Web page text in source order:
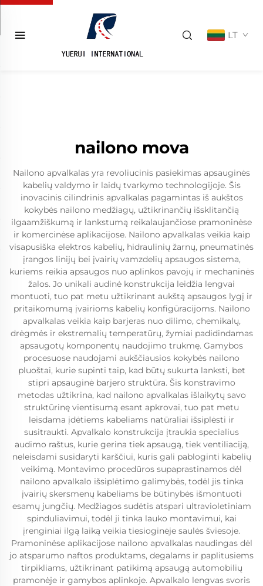
LT
nailono mova
Nailono apvalkalas yra revoliucinis pasiekimas apsauginės
kabelių valdymo ir laidų tvarkymo technologijoje. Šis
inovacinis cilindrinis apvalkalas pagamintas iš aukštos
kokybės nailono medžiagų, užtikrinančių išsklitančią
ilgaamžiškumą ir lankstumą reikalaujančiose pramoninėse
ir komercinėse aplikacijose. Nailono apvalkalas veikia kaip
visapusiška elektros kabelių, hidraulinių žarnų, pneumatinės
įrangos linijų bei įvairių vamzdelių apsaugos sistema,
kuriems reikia apsaugos nuo aplinkos pavojų ir mechaninės
žalos. Jo unikali audinė konstrukcija leidžia lengvai
montuoti, tuo pat metu užtikrinant aukštą apsaugos lygį ir
pritaikomumą įvairioms kabelių konfigūracijoms. Nailono
apvalkalas veikia kaip barjeras nuo dilimo, chemikalų,
drėgmės ir ekstremalių temperatūrų, žymiai padidindamas
apsaugotų komponentų naudojimo trukmę. Gamybos
procesuose naudojami aukščiausios kokybės nailono
pluoštai, kurie supinti taip, kad būtų sukurta lanksti, bet
stipri apsauginė barjero struktūra. Šis konstravimo
metodas užtikrina, kad nailono apvalkalas išlaikytų savo
struktūrinę vientisumą esant apkrovai, tuo pat metu
leisdama įdėtiems kabeliams natūraliai išsiplėsti ir
susitraukti. Apvalkalo konstrukcija įtraukia specialius
audimo raštus, kurie gerina tiek apsaugą, tiek ventiliaciją,
neleisdami susidaryti karščiui, kuris gali pabloginti kabelių
veikimą. Montavimo procedūros supaprastinamos dėl
nailono apvalkalo išsiplėtimo galimybės, todėl jis tinka
įvairių skersmenų kabeliams be būtinybės išmontuoti
esamų jungčių. Medžiagos sudėtis atspari ultravioletiniam
spinduliavimui, todėl ji tinka lauko montavimui, kai
įrenginiai ilgą laiką veikia tiesioginėje saulės šviesoje.
Pramoninėse aplikacijose nailono apvalkalas naudingas dėl
jo atsparumo naftos produktams, degalams ir paplitusiems
tirpikliams, užtikrinant patikimą apsaugą automobilių
pramonėje ir gamybos aplinkoje. Apvalkalo lengvas svoris